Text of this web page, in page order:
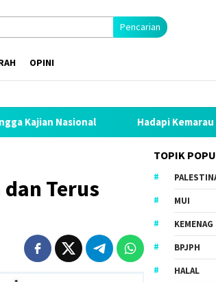
Pencarian
OPINI
Hadapi Kemarau Panjang, UAR Bentuk
Terus
TOPIK
MUI
KEMENAG
BPJPH
HALAL